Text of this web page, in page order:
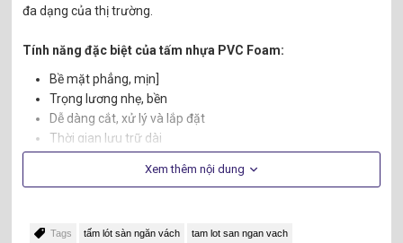
đa dạng của thị trường.
Tính năng đặc biệt của tấm nhựa PVC Foam:
Bề mặt phẳng, mịn]
Trọng lương nhẹ, bền
Dễ dàng cắt, xử lý và lắp đặt
Thời gian lưu trữ dài
Có thể sử dụng lại
Xem thêm nội dung
Tags tấm lót sàn ngăn vách tam lot san ngan vach